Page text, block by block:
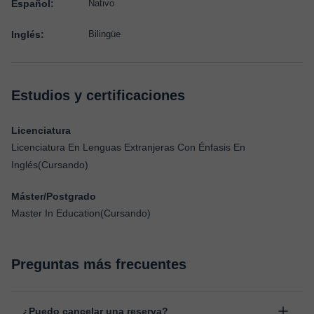
Español: Nativo
Inglés: Bilingüe
Estudios y certificaciones
Licenciatura
Licenciatura En Lenguas Extranjeras Con Énfasis En
Inglés(Cursando)
Máster/Postgrado
Master In Education(Cursando)
Preguntas más frecuentes
¿Puedo cancelar una reserva?